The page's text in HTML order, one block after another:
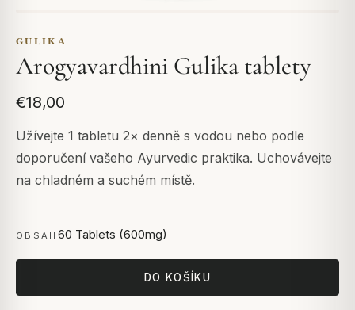
GULIKA
Arogyavardhini Gulika tablety
€18,00
Užívejte 1 tabletu 2× denně s vodou nebo podle
doporučení vašeho Ayurvedic praktika. Uchovávejte
na chladném a suchém místě.
OBSAH 60 Tablets (600mg)
DO KOŠÍKU